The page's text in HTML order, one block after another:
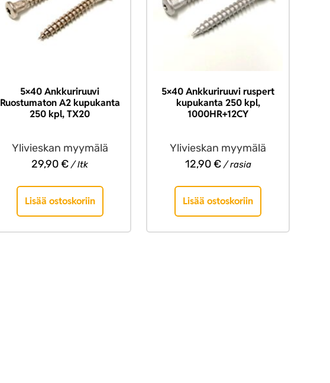
5×40 Ankkuriruuvi
Ruostumaton A2 kupukanta
250 kpl, TX20
Ylivieskan myymälä
29,90€ / ltk
Lisää ostoskoriin
5×40 Ankkuriruuvi ruspert
kupukanta 250 kpl,
1000HR+12CY
Ylivieskan myymälä
12,90€/ rasia
Lisää ostoskoriin